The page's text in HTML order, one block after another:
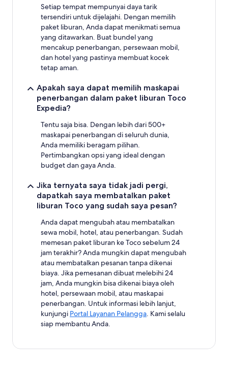
Setiap tempat mempunyai daya tarik
tersendiri untuk dijelajahi. Dengan memilih
paket liburan, Anda dapat menikmati semua
yang ditawarkan. Buat bundel yang
mencakup penerbangan, persewaan mobil,
dan hotel yang pastinya membuat kocek
tetap aman.
Apakah saya dapat memilih maskapai
penerbangan dalam paket liburan Toco
Expedia?
Tentu saja bisa. Dengan lebih dari 500+
maskapai penerbangan di seluruh dunia,
Anda memiliki beragam pilihan.
Pertimbangkan opsi yang ideal dengan
budget dan gaya Anda.
Jika ternyata saya tidak jadi pergi,
dapatkah saya membatalkan paket
liburan Toco yang sudah saya pesan?
Anda dapat mengubah atau membatalkan
sewa mobil, hotel, atau penerbangan. Sudah
memesan paket liburan ke Toco sebelum 24
jam terakhir? Anda mungkin dapat mengubah
atau membatalkan pesanan tanpa dikenai
biaya. Jika pemesanan dibuat melebihi 24
jam, Anda mungkin bisa dikenai biaya oleh
hotel, persewaan mobil, atau maskapai
penerbangan. Untuk informasi lebih lanjut,
kunjungi Portal Layanan Pelangga. Kami selalu
siap membantu Anda.